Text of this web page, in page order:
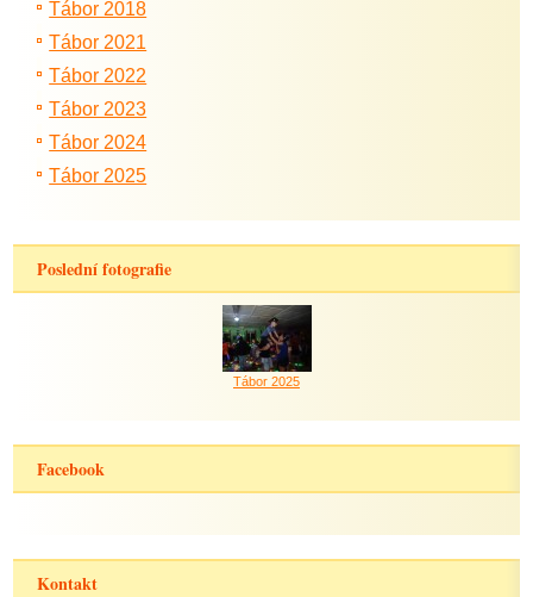
Tábor 2018
Tábor 2021
Tábor 2022
Tábor 2023
Tábor 2024
Tábor 2025
Poslední fotografie
Tábor 2025
Facebook
Kontakt